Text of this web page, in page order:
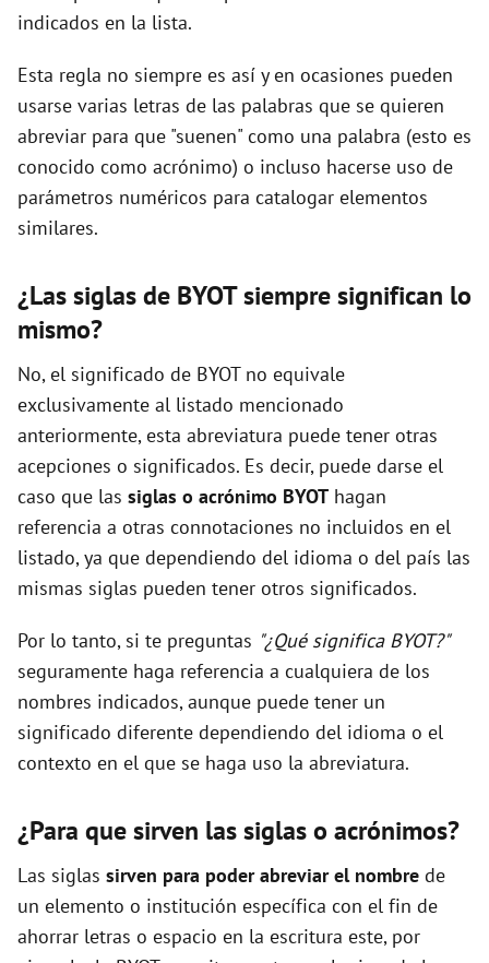
e
o
indicados en la lista.
Esta regla no siempre es así y en ocasiones pueden
usarse varias letras de las palabras que se quieren
abreviar para que "suenen" como una palabra (esto es
conocido como acrónimo) o incluso hacerse uso de
parámetros numéricos para catalogar elementos
similares.
¿Las siglas de BYOT siempre significan lo
mismo?
No, el significado de BYOT no equivale
exclusivamente al listado mencionado
anteriormente, esta abreviatura puede tener otras
acepciones o significados. Es decir, puede darse el
caso que las siglas o acrónimo BYOT hagan
referencia a otras connotaciones no incluidos en el
listado, ya que dependiendo del idioma o del país las
mismas siglas pueden tener otros significados.
Por lo tanto, si te preguntas "¿Qué significa BYOT?"
seguramente haga referencia a cualquiera de los
nombres indicados, aunque puede tener un
significado diferente dependiendo del idioma o el
contexto en el que se haga uso la abreviatura.
¿Para que sirven las siglas o acrónimos?
Las siglas sirven para poder abreviar el nombre de
un elemento o institución específica con el fin de
ahorrar letras o espacio en la escritura este, por